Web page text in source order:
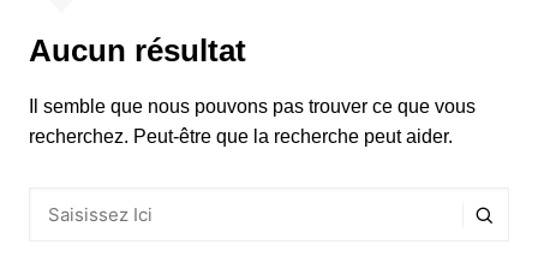
Aucun résultat
Il semble que nous pouvons pas trouver ce que vous
recherchez. Peut-être que la recherche peut aider.